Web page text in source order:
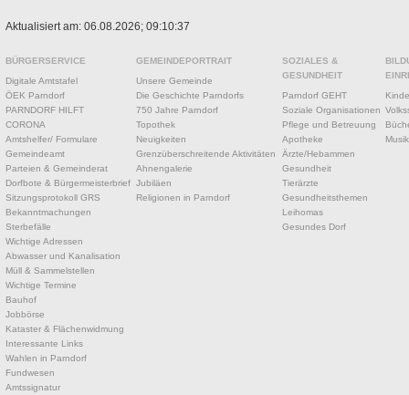
Aktualisiert am: 06.08.2026; 09:10:37
BÜRGERSERVICE
Digitale Amtstafel
ÖEK Parndorf
PARNDORF HILFT
CORONA
Amtshelfer/ Formulare
Gemeindeamt
Parteien & Gemeinderat
Dorfbote & Bürgermeisterbrief
Sitzungsprotokoll GRS
Bekanntmachungen
Sterbefälle
Wichtige Adressen
Abwasser und Kanalisation
Müll & Sammelstellen
Wichtige Termine
Bauhof
Jobbörse
Kataster & Flächenwidmung
Interessante Links
Wahlen in Parndorf
Fundwesen
Amtssignatur
GEMEINDEPORTRAIT
Unsere Gemeinde
Die Geschichte Parndorfs
750 Jahre Parndorf
Topothek
Neuigkeiten
Grenzüberschreitende Aktivitäten
Ahnengalerie
Jubiläen
Religionen in Parndorf
SOZIALES &
GESUNDHEIT
Parndorf GEHT
Soziale Organisationen
Pflege und Betreuung
Apotheke
Ärzte/Hebammen
Gesundheit
Tierärzte
Gesundheitsthemen
Leihomas
Gesundes Dorf